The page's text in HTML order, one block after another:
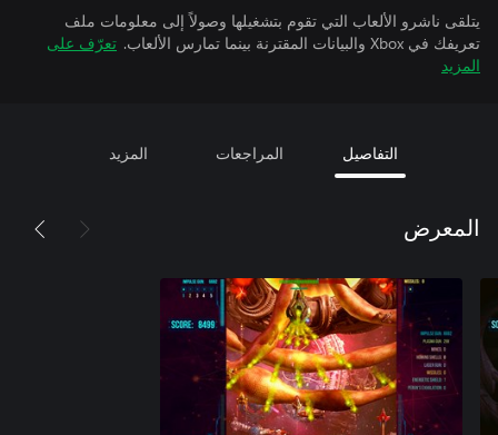
يتلقى ناشرو الألعاب التي تقوم بتشغيلها وصولاً إلى معلومات ملف
تعريفك في Xbox والبيانات المقترنة بينما تمارس الألعاب.
تعرّف على
المزيد
التفاصيل المراجعات المزيد
المعرض